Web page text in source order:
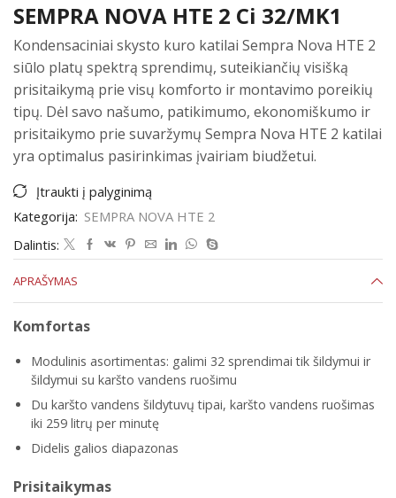
SEMPRA NOVA HTE 2 Ci 32/MK1
Kondensaciniai skysto kuro katilai Sempra Nova HTE 2
siūlo platų spektrą sprendimų, suteikiančių visišką
prisitaikymą prie visų komforto ir montavimo poreikių
tipų. Dėl savo našumo, patikimumo, ekonomiškumo ir
prisitaikymo prie suvaržymų Sempra Nova HTE 2 katilai
yra optimalus pasirinkimas įvairiam biudžetui.
Įtraukti į palyginimą
Kategorija: SEMPRA NOVA HTE 2
Dalintis:
APRAŠYMAS
Komfortas
Modulinis asortimentas: galimi 32 sprendimai tik šildymui ir
šildymui su karšto vandens ruošimu
Du karšto vandens šildytuvų tipai, karšto vandens ruošimas
iki 259 litrų per minutę
Didelis galios diapazonas
Prisitaikymas